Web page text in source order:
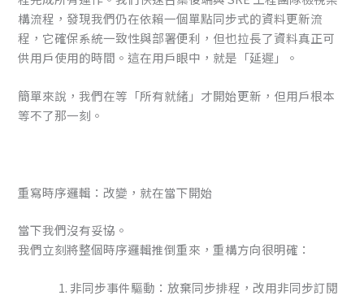
構流程，發現我們仍在依賴一個單點同步式的資料更新流
程，它確保系統一致性與部署便利，但也拉長了資料真正可
供用戶使用的時間。這在用戶眼中，就是「延遲」。
簡單來說，我們在等「所有就緒」才開始更新，但用戶根本
等不了那一刻。
重寫時序邏輯：改變，就在當下開始
當下我們沒有妥協。
我們立刻將整個時序邏輯推倒重來，重構方向很明確：
非同步事件驅動：放棄同步排程，改用非同步訂閱